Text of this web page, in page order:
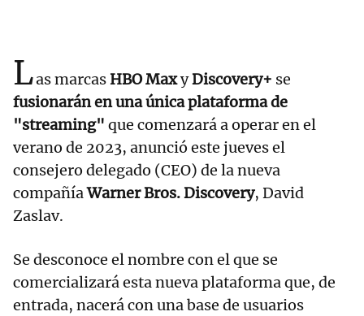
Las marcas HBO MaxyDiscovery+ se
fusionarán en una única plataforma de
"streaming" que comenzará a operar en el
verano de 2023, anunció este jueves el
consejero delegado (CEO) de la nueva
compañíaWarner Bros. Discovery, David
Zaslav.
Se desconoce el nombre con el que se
comercializará esta nueva plataforma que, de
entrada, nacerá con una base de usuarios